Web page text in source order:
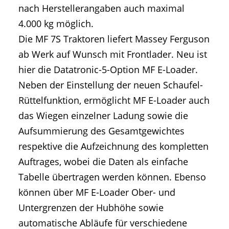
nach Herstellerangaben auch maximal
4.000 kg möglich.
Die MF 7S Traktoren liefert Massey Ferguson
ab Werk auf Wunsch mit Frontlader. Neu ist
hier die Datatronic-5-Option MF E-Loader.
Neben der Einstellung der neuen Schaufel-
Rüttelfunktion, ermöglicht MF E-Loader auch
das Wiegen einzelner Ladung sowie die
Aufsummierung des Gesamtgewichtes
respektive die Aufzeichnung des kompletten
Auftrages, wobei die Daten als einfache
Tabelle übertragen werden können. Ebenso
können über MF E-Loader Ober- und
Untergrenzen der Hubhöhe sowie
automatische Abläufe für verschiedene